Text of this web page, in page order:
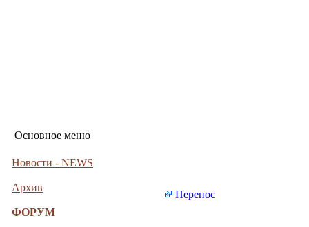
Основное меню
Новости - NEWS
Архив
ФОРУМ
Перенос